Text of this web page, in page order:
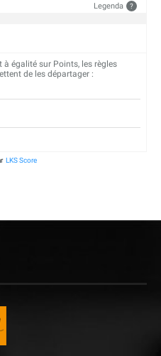
Legenda ?
égalité sur Points, les règles
de les départager :
LKS Score